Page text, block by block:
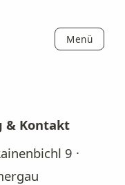
Menü
& Kontakt
9 ·